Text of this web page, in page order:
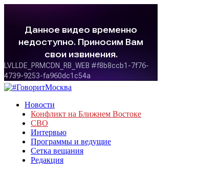
Новости
Конфликт на Ближнем Востоке
СВО
Интервью
Программы и ведущие
Сетка вещания
Редакция